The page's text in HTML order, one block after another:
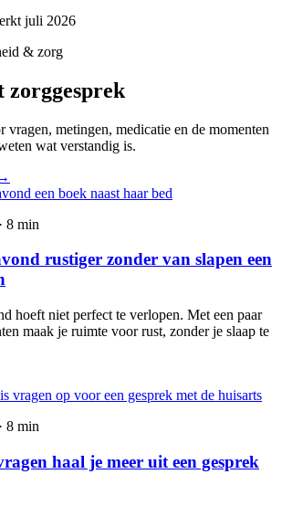
juli 2026
& zorg
zorggesprek
vragen, metingen, medicatie en de momenten
wat verstandig is.
8 min
rustiger zonder van slapen een
hoeft niet perfect te verlopen. Met een paar
maak je ruimte voor rust, zonder je slaap te
8 min
haal je meer uit een gesprek